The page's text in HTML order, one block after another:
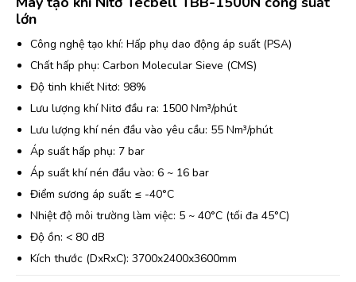
lớn
Công nghệ tạo khí: Hấp phụ dao động áp suất (PSA)
Chất hấp phụ: Carbon Molecular Sieve (CMS)
Độ tinh khiết Nitơ: 98%
Lưu lượng khí Nitơ đầu ra: 1500 Nm³/phút
Lưu lượng khí nén đầu vào yêu cầu: 55 Nm³/phút
Áp suất hấp phụ: 7 bar
Áp suất khí nén đầu vào: 6 ~ 16 bar
Điểm sương áp suất: ≤ -40°C
Nhiệt độ môi trường làm việc: 5 ~ 40°C (tối đa 45°C)
Độ ồn: < 80 dB
Kích thước (DxRxC): 3700x2400x3600mm